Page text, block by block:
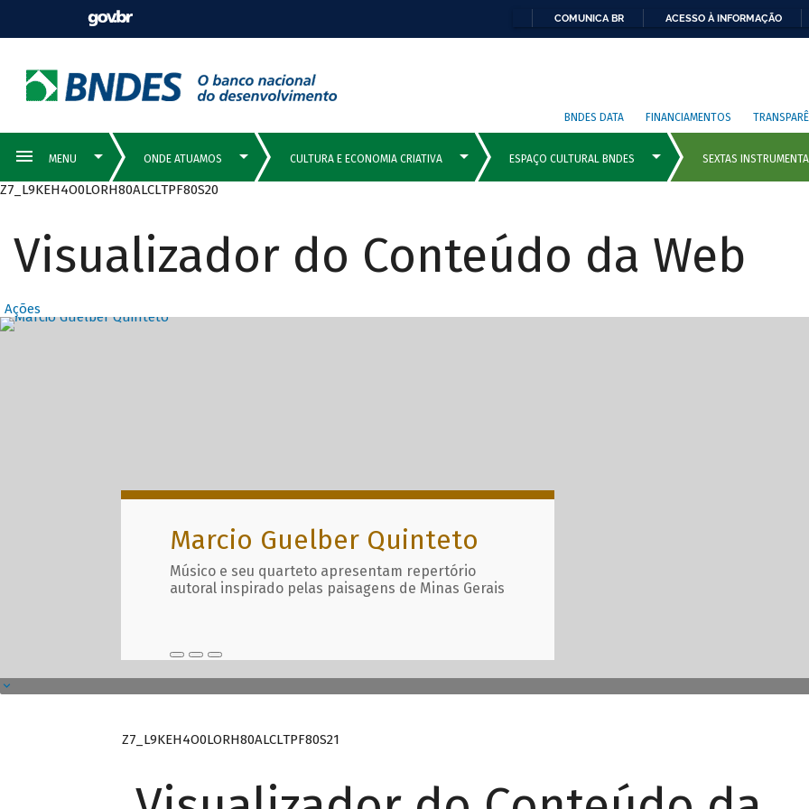
COMUNICA BR ACESSO À INFORMAÇÃO
BNDES DATA FINANCIAMENTOS
Z7_L9KEH4O0LORH80ALCLTPF80S20
Visualizador do Conteúdo da Web
Ações
Destaques Principais com
Marcio Guelber Quinteto
Músico e seu quarteto apresentam repertório
autoral inspirado pelas paisagens de Minas Gerais
Z7_L9KEH4O0LORH80ALCLTPF80S21